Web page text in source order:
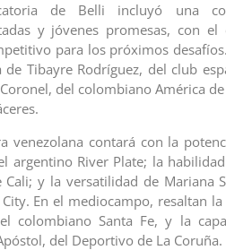
de Belli incluyó una
y jóvenes promesas, con
para los próximos
de Tibayre Rodríguez, del club
del colombiano América
venezolana contará con la
argentino River Plate; la
Cali; y la versatilidad de Mariana
En el mediocampo, resaltan
colombiano Santa Fe, y la
del Deportivo de La Coruña.